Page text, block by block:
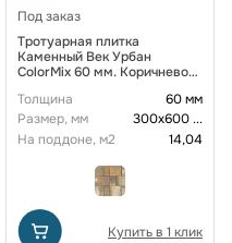
Под заказ
Тротуарная плитка
Каменный Век Урбан
ColorMix 60 мм. Коричнево-
Толщина
60 мм
Размер, мм
300х600...
На поддоне, м2
14,04
Купить в 1 клик